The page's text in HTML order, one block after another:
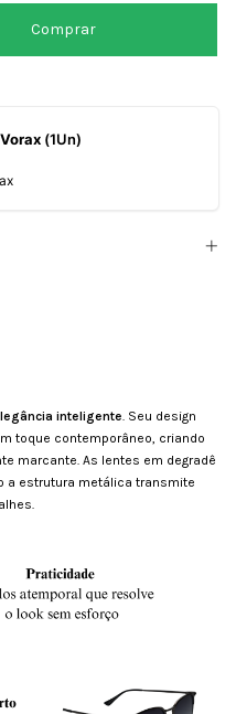
(1Un)
inteligente . Seu design
toque contemporâneo, criando
marcante. As lentes em degradê
a estrutura metálica transmite